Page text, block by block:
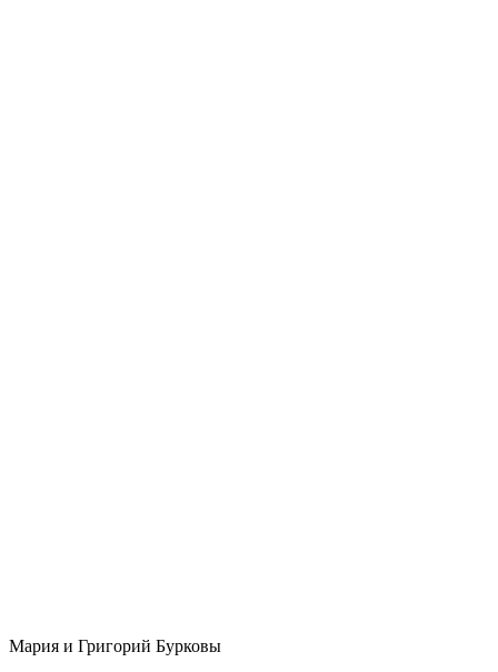
Мария и Григорий Бурковы